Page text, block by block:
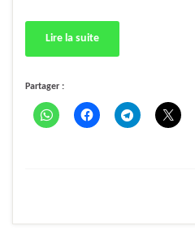
Lire la suite
Partager :